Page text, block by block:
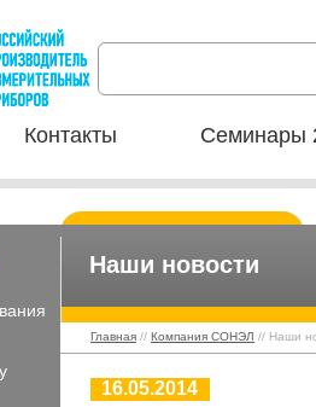
Контакты Семинары
Наши новости
Главная // Компания СОНЭЛ // Наши
16.05.2014